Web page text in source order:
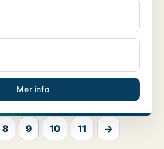
Mer info
8 9 10 11 →